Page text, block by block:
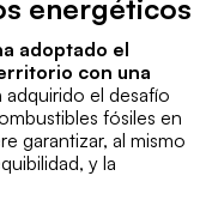
energéticos
adoptado el
con una
adquirido el desafío
fósiles en
garantizar, al mismo
y la